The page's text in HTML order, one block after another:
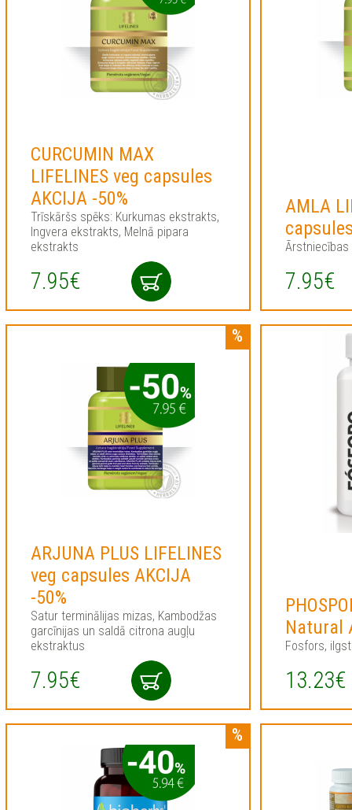
CURCUMIN MAX
LIFELINES veg capsules
AKCIJA -50%
Trīskāršs spēks: Kurkumas ekstrakts,
Ingvera ekstrakts, Melnā pipara
ekstrakts
7.95€
AMLA
7.95€
ARJUNA PLUS LIFELINES
veg capsules AKCIJA
-50%
Satur terminālijas mizas, Kambodžas
garcīnijas un saldā citrona augļu
ekstraktus
7.95€
Natural
Fosfors,
13.23€